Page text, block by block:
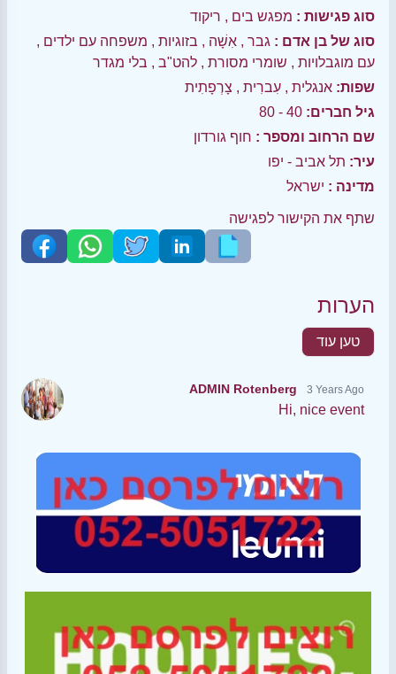
סוג פגישות : מפגש בים , ריקוד
סוג של בן אדם : גבר , אִשָׁה , בזוגיות , משפחה עם ילדים ,
עם מוגבלויות , שומרי מסורת , להט"ב , בלי מגדר
שפות: אנגלית , עִברִית , צָרְפָתִית
גיל חברים: 40 - 80
שם הרחוב ומספר : חוף גורדון
עיר: תל אביב - יפו
מדינה : ישראל
שתף את הקישור לפגישה
הערות
טען עוד
ADMIN Rotenberg 3 Years Ago
Hi, nice event